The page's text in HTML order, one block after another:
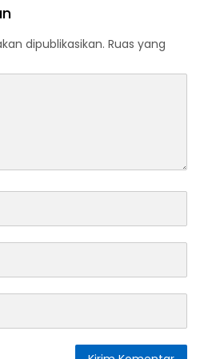
dipublikasikan. Ruas yang